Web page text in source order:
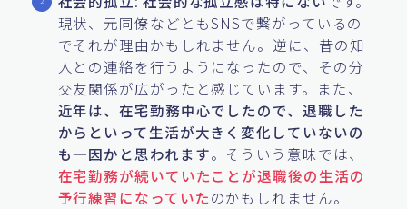
現状、元同僚などともSNSで繋がっているの
でそれが理由かもしれません。逆に、昔の知
人との連絡を行うようになったので、その分
交友関係が広がったと感じています。また、
近年は、在宅勤務中心でしたので、退職した
からといって生活が大きく変化していないの
も一因かと思われます。そういう意味では、
在宅勤務が続いていたことが退職後の生活の
予行練習になっていたのかもしれません。